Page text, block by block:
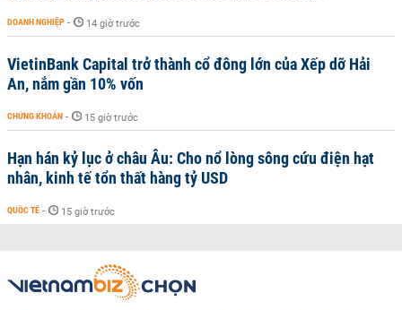
DOANH NGHIỆP - 14 giờ trước
VietinBank Capital trở thành cổ đông lớn của Xếp dỡ Hải
An, nắm gần 10% vốn
CHỨNG KHOÁN - 15 giờ trước
Hạn hán kỷ lục ở châu Âu: Cho nổ lòng sông cứu điện hạt
nhân, kinh tế tổn thất hàng tỷ USD
QUỐC TẾ - 15 giờ trước